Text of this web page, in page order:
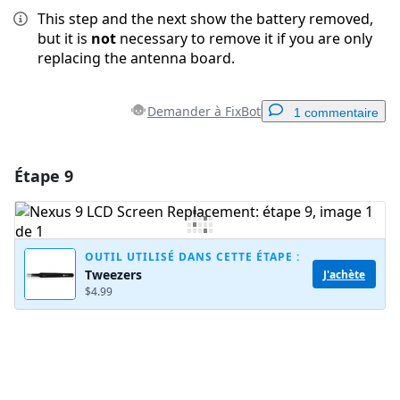
This step and the next show the battery removed,
but it is not necessary to remove it if you are only
replacing the antenna board.
Demander à FixBot 1 commentaire
Ajouter un commentaire
Étape 9
OUTIL UTILISÉ DANS CETTE ÉTAPE :
Tweezers
$4.99
J'achète